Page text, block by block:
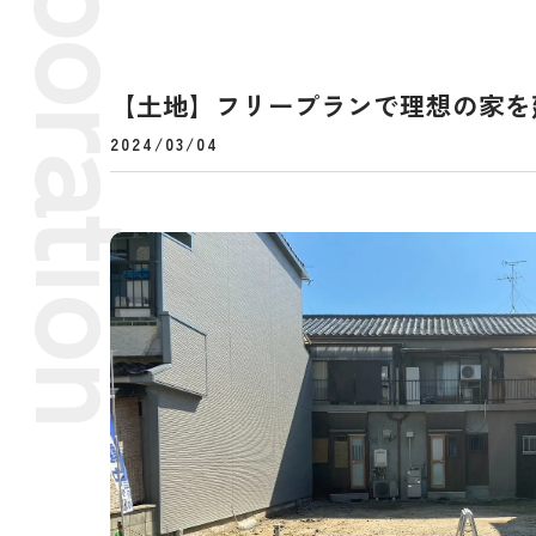
【土地】フリープランで理想の家
2024/03/04